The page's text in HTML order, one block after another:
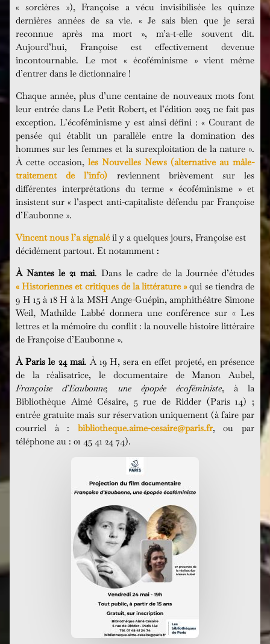
« sorcières »), Françoise a vécu invisibilisée les quinze
dernières années de sa vie. « Je sais bien que je serai
reconnue après ma mort », m’a-t-elle souvent dit.
Aujourd’hui, Françoise est effectivement devenue
incontournable. Le mot « écoféminisme » vient même
d’entrer dans le dictionnaire !
Chaque année, plus d’une centaine de nouveaux mots font
leur entrée dans Le Petit Robert, et l’édition 2025 ne fait pas
exception. L’écoféminisme y est ainsi défini : « Courant de
pensée qui établit un parallèle entre la domination des
hommes sur les femmes et la surexploitation de la nature ».
À cette occasion,les Nouvelles News (alternative au mâle-
traitement de l’info) reviennent brièvement sur les
différentes interprétations du terme « écoféminisme » et
insistent sur « l’aspect anti-capitaliste défendu par Françoise
d’Eaubonne ».
Vincent nous l’a signalé il y a quelques jours, Françoise est
décidément partout. Et notamment :
À Nantes le 21 mai. Dans le cadre de la Journée d’études
« Historiennes et critiques de la littérature »qui se tiendra de
9 H 15 à 18 H à la MSH Ange-Guépin, amphithéâtre Simone
Weil, Mathilde Labbé donnera une conférence sur « Les
lettres et la mémoire du conflit : la nouvelle histoire littéraire
de Françoise d’Eaubonne ».
À Paris le 24 mai. À 19 H, sera en effet projeté, en présence
de la réalisatrice, le documentaire de Manon Aubel,
Françoise d’Eaubonne, une épopée écoféministe, à la
Bibliothèque Aimé Césaire, 5 rue de Ridder (Paris 14) ;
entrée gratuite mais sur réservation uniquement (à faire par
courriel à : bibliotheque.aime-cesaire@paris.fr, ou par
téléphone au : 01 45 41 24 74).